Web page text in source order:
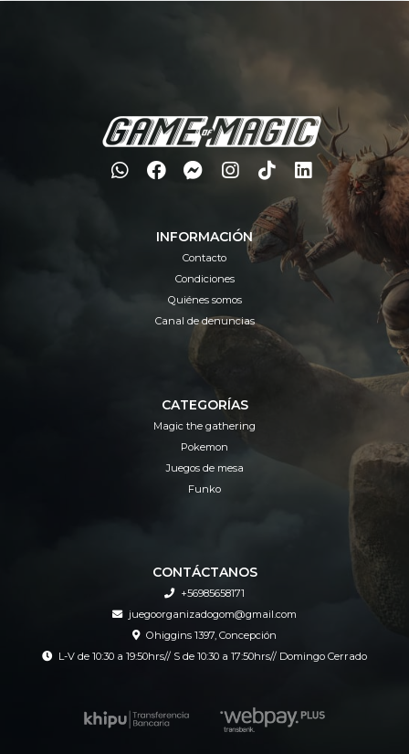
INFORMACIÓN
Contacto
Condiciones
Quiénes somos
Canal de denuncias
CATEGORÍAS
Magic the gathering
Pokemon
Juegos de mesa
Funko
CONTÁCTANOS
+56985658171
juegoorganizadogom@gmail.com
Ohiggins 1397, Concepción
L-V de 10:30 a 19:50hrs// S de 10:30 a 17:50hrs// Domingo Cerrado